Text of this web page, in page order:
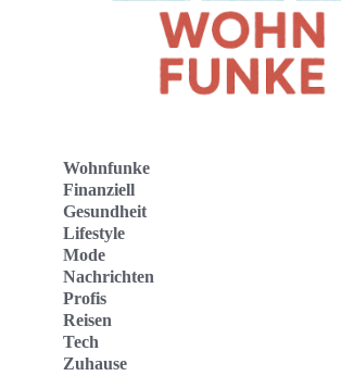
Wohnfunke
Finanziell
Gesundheit
Lifestyle
Mode
Nachrichten
Profis
Reisen
Tech
Zuhause